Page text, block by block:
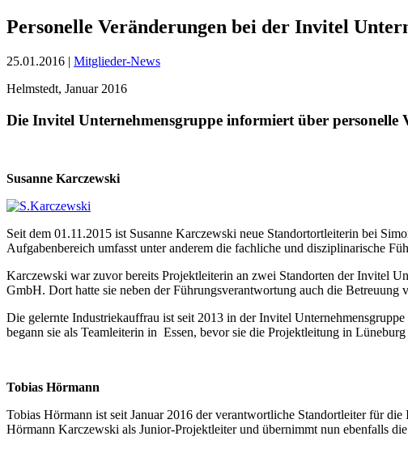
Personelle Veränderungen bei der Invitel
25.01.2016 | Mitglieder-News
Helmstedt, Januar 2016
Die Invitel Unternehmensgruppe informiert über personelle
Susanne Karczewski
Seit dem 01.11.2015 ist Susanne Karczewski neue Standortortleiterin bei
Aufgabenbereich umfasst unter anderem die fachliche und disziplinarische
Karczewski war zuvor bereits Projektleiterin an zwei Standorten der Invitel
GmbH. Dort hatte sie neben der Führungsverantwortung auch die
Die gelernte Industriekauffrau ist seit 2013 in der Invitel
begann sie als Teamleiterin in Essen, bevor sie die Projektleitung in Lüneburg
Tobias Hörmann
Tobias Hörmann ist seit Januar 2016 der verantwortliche Standortleiter für
Hörmann Karczewski als Junior-Projektleiter und übernimmt nun ebenfalls